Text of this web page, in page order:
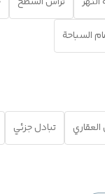
السباحة
تبادل جزئي